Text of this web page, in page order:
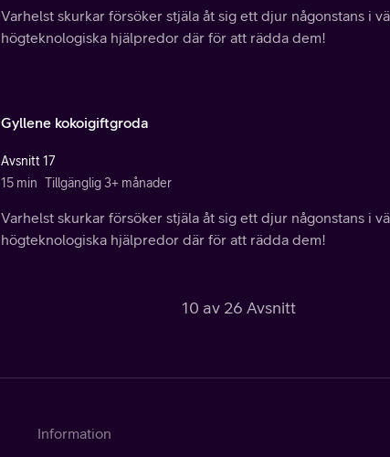
Varhelst skurkar försöker stjäla åt sig ett djur någonstans i
högteknologiska hjälpredor där för att rädda dem!
Gyllene kokoigiftgroda
Avsnitt 17
15 min Tillgänglig 3+ månader
Varhelst skurkar försöker stjäla åt sig ett djur någonstans i
högteknologiska hjälpredor där för att rädda dem!
10 av 26 Avsnitt
Information